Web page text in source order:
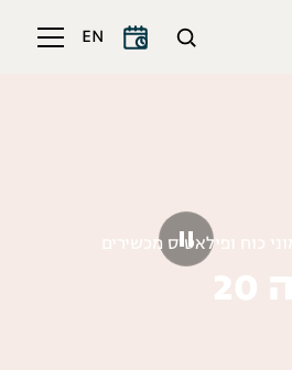
EN
כוח ופילאטיס מכשירים